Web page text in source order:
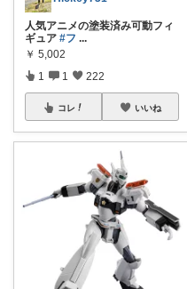
人気アニメの塗装済み可動フィ
ギュア #フ ...
￥ 5,002
1 1 222
コレ いいね